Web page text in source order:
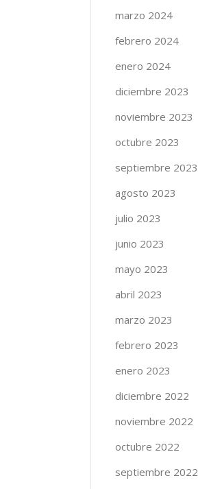
marzo 2024
febrero 2024
enero 2024
diciembre 2023
noviembre 2023
octubre 2023
septiembre 2023
agosto 2023
julio 2023
junio 2023
mayo 2023
abril 2023
marzo 2023
febrero 2023
enero 2023
diciembre 2022
noviembre 2022
octubre 2022
septiembre 2022